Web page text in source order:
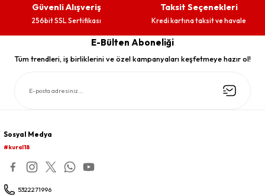
Güvenli Alışveriş
256bit SSL Sertifikası
Taksit Seçenekleri
Kredi kartına taksit ve havale
E-Bülten Aboneliği
Tüm trendleri, iş birliklerini ve özel kampanyaları keşfetmeye hazır ol!
Sosyal Medya
#kural18
5322271996